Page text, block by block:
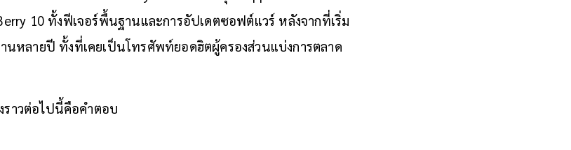
10 ทั้งฟีเจอร์พื้นฐานและการอัปเดตซอฟต์แวร์ หลังจากที่เริ่ม
นหลายปี ทั้งที่เคยเป็นโทรศัพท์ยอดฮิตผู้ครองส่วนแบ่งการตลาด
ราวต่อไปนี้คือคำตอบ